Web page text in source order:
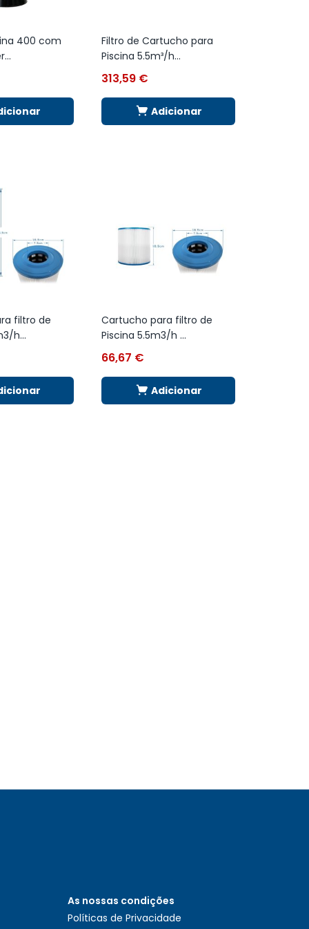
400 com
Filtro de Cartucho para
Piscina 5.5m³/h...
313,59 €
Adicionar
filtro de
h...
Cartucho para filtro de
Piscina 5.5m3/h ...
66,67 €
Adicionar
As nossas condições
Políticas de Privacidade